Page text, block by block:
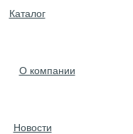
Каталог
О компании
Новости